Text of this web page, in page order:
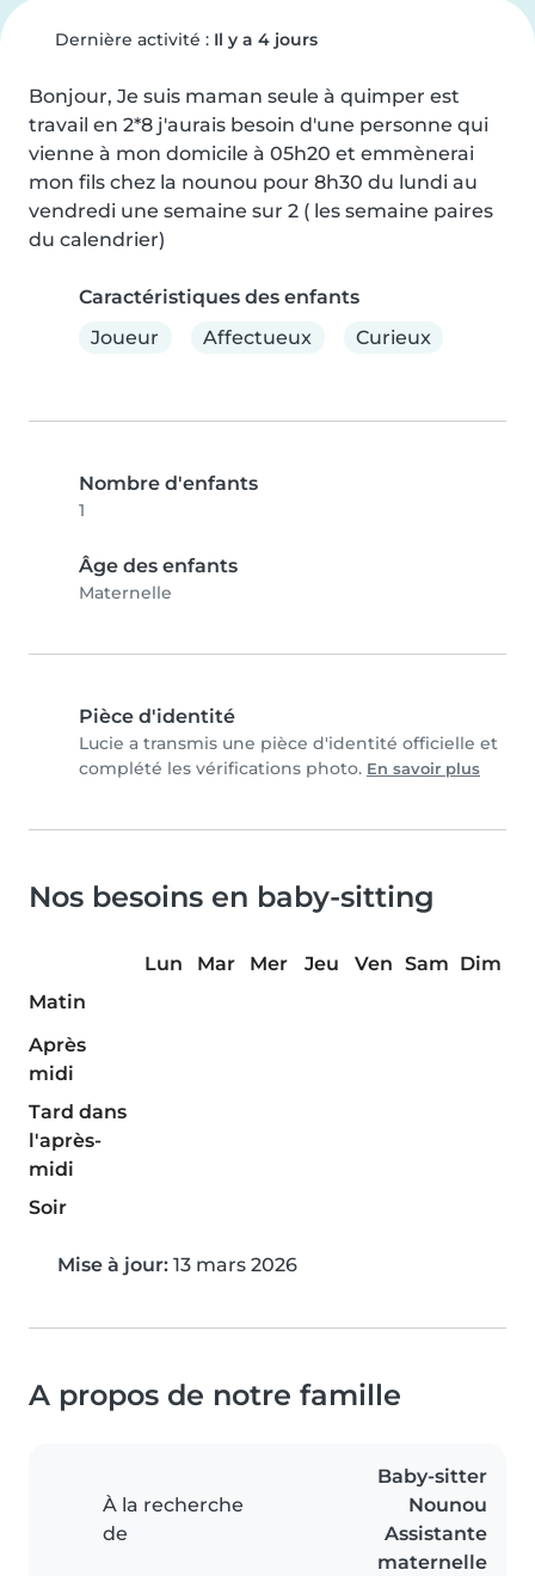
Dernière activité : Il y a 4 jours
Bonjour, Je suis maman seule à quimper est
travail en 2*8 j'aurais besoin d'une personne qui
vienne à mon domicile à 05h20 et emmènerai
mon fils chez la nounou pour 8h30 du lundi au
vendredi une semaine sur 2 ( les semaine paires
du calendrier)
Caractéristiques des enfants
Joueur
Affectueux Curieux
Nombre d'enfants
1
Âge des enfants
Maternelle
Pièce d'identité
Lucie a transmis une pièce d'identité officielle et
complété les vérifications photo. En savoir plus
Nos besoins en baby-sitting
Lun Mar Mer Jeu Ven Sam Dim
Matin
Après
midi
Tard dans
l'après-
midi
Soir
Mise à jour: 13 mars 2026
A propos de notre famille
À la recherche
de
Baby-sitter
Nounou
Assistante
maternelle